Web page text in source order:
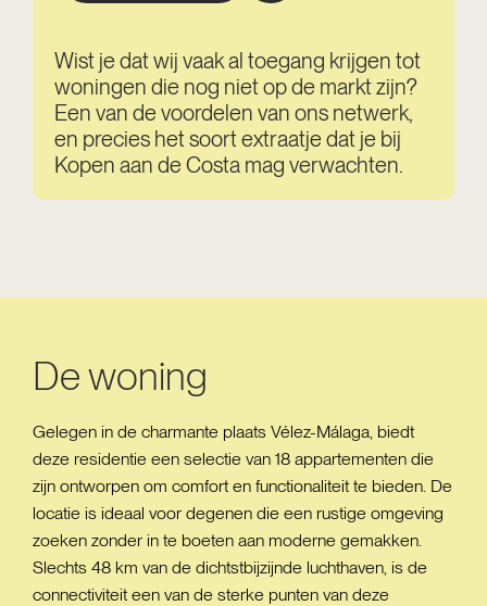
Wist je dat wij vaak al toegang krijgen tot
woningen die nog niet op de markt zijn?
Een van de voordelen van ons netwerk,
en precies het soort extraatje dat je bij
Kopen aan de Costa mag verwachten.
De woning
Gelegen in de charmante plaats Vélez-Málaga, biedt
deze residentie een selectie van 18 appartementen die
zijn ontworpen om comfort en functionaliteit te bieden. De
locatie is ideaal voor degenen die een rustige omgeving
zoeken zonder in te boeten aan moderne gemakken.
Slechts 48 km van de dichtstbijzijnde luchthaven, is de
connectiviteit een van de sterke punten van deze